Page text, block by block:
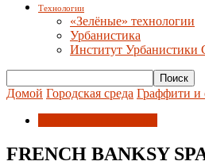
Технологии
«Зелёные» технологии
Урбанистика
Институт Урбанистики
Домой Городская среда Граффити и
FRENCH BANKSY